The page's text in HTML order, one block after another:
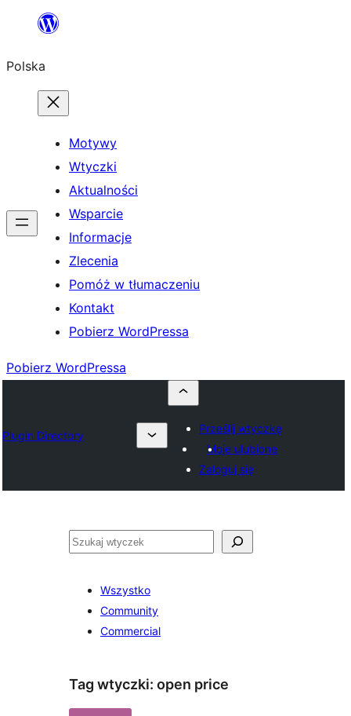
Przejdź
treści
Polska
Motywy
Wtyczki
Aktualności
Wsparcie
Informacje
Zlecenia
Pomóż w tłumaczeniu
Kontakt
Pobierz WordPressa
Pobierz WordPressa
Plugin Directory
Prześlij wtyczkę
Moje ulubione
Zaloguj się
Szukaj
Wszystko
Community
Commercial
Tag wtyczki: open price